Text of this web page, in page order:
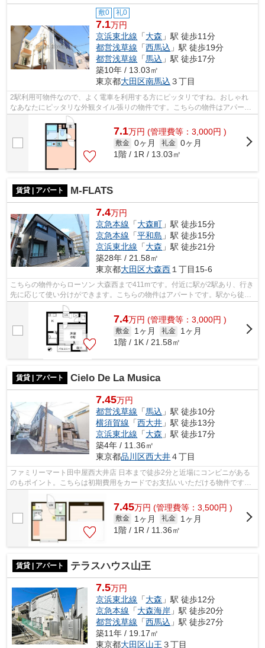
敷0 礼0
7.1万円
京浜東北線 「大森 」駅 徒歩11分
都営浅草線 「西馬込 」駅 徒歩19分
都営浅草線 「馬込 」駅 徒歩17分
築10年 / 13.03㎡
東京都大田区南馬込 ３丁目
2駅利用可物件なので、よく電車を利用する方にピッタリですね。おしゃれ
なあなたにピッタリな外観タイル張りの物件です。こちらの物件はアパート
です。歩いて11分ほどで駅にアクセスで...
7.1万円 (管理費等：3,000円 )
敷金 0ヶ月 礼金 0ヶ月
1階 / 1R / 13.03㎡
賃貸 | アパート M-FLATS
7.4万円
京急本線 「大森町 」駅 徒歩15分
京急本線 「平和島 」駅 徒歩15分
京浜東北線 「大森 」駅 徒歩21分
築28年 / 21.58㎡
東京都大田区大森西 １丁目15-6
こちらの物件からローソン 大森西まで411mです。付近に駅が2駅あり、行き
先に応じて使い分けができます。こちらの物件はアパートです。駅から徒歩
15分のところにあるアパートはいかが...
7.4万円 (管理費等：3,000円 )
敷金 1ヶ月 礼金
1ヶ月
1階 / 1K / 21.58㎡
賃貸 | アパート Cielo De La Musica
7.45万円
都営浅草線 「馬込 」駅 徒歩10分
横須賀線 「西大井 」駅 徒歩13分
京浜東北線 「大森 」駅 徒歩17分
築4年 / 11.36㎡
東京都品川区西大井４丁目
ファミリーマート田中屋西大井店 日本まで徒歩2分と近場にコンビニがある
のもポイント。こちらは初期費用をカードでお支払いいただける物件です。
設備が充実してうれしい、築浅物件で...
7.45万円 (管理費等：3,500円 )
敷金 1ヶ月 礼金
1ヶ月
1階 / 1R / 11.36㎡
賃貸 | アパート テラスハウス山王
7.5万円
京浜東北線 「大森 」駅 徒歩12分
京急本線 「大森海岸 」駅 徒歩20分
都営浅草線 「西馬込 」駅 徒歩27分
築11年 / 19.17㎡
東京都大田区山王 ３丁目